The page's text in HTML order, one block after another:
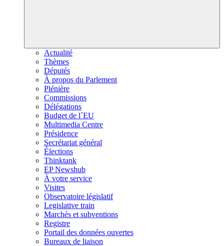
Actualité
Thèmes
Députés
À propos du Parlement
Plénière
Commissions
Délégations
Budget de l´EU
Multimedia Centre
Présidence
Secrétariat général
Élections
Thinktank
EP Newshub
À votre service
Visites
Observatoire législatif
Legislative train
Marchés et subventions
Registre
Portail des données ouvertes
Bureaux de liaison